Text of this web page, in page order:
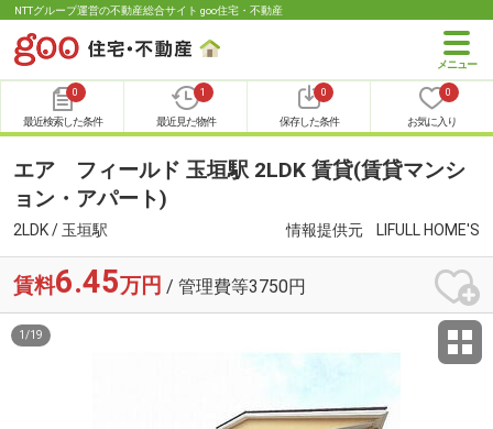
NTTグループ運営の不動産総合サイト goo住宅・不動産
0
最近検索した条件
1
最近見た物件
0
保存した条件
0
お気に入り
エア フィールド 玉垣駅 2LDK 賃貸(賃貸マンシ
ョン・アパート)
2LDK / 玉垣駅 情報提供元 LIFULL HOME'S
賃料6.45万円 / 管理費等3750円
1 /19